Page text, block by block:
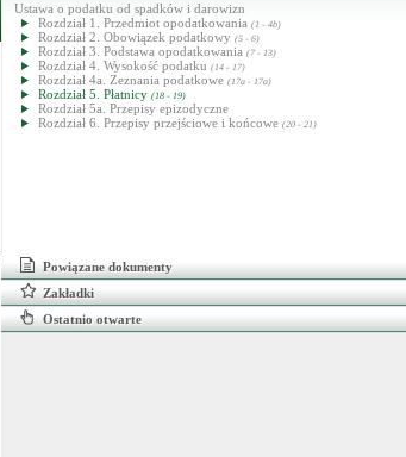
Ustawa o podatku od spadków i darowizn
Rozdział 1. Przedmiot opodatkowania (1 - 4b)
Rozdział 2. Obowiązek podatkowy (5 - 6)
Rozdział 3. Podstawa opodatkowania (7 - 13)
Rozdział 4. Wysokość podatku (14 - 17)
Rozdział 4a. Zeznania podatkowe (17a - 17a)
Rozdział 5. Płatnicy (18 - 19)
Rozdział 5a. Przepisy epizodyczne
Rozdział 6. Przepisy przejściowe i końcowe (20 - 21)
Powiązane dokumenty
Zakładki
Ostatnio otwarte